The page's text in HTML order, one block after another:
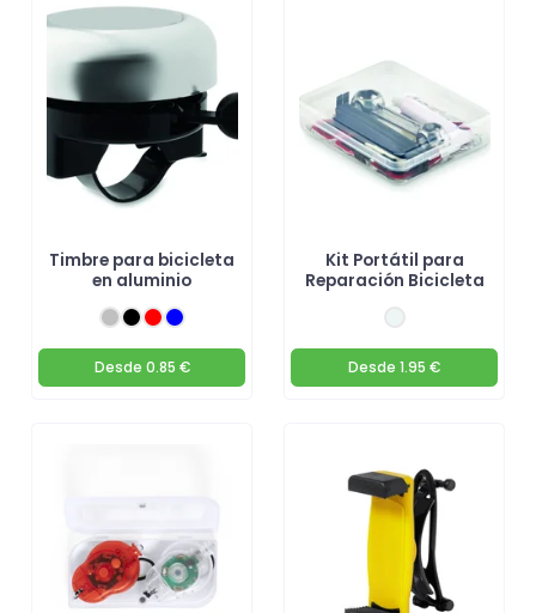
Timbre para bicicleta
en aluminio
Desde 0.85 €
Kit Portátil para
Reparación Bicicleta
Desde 1.95 €